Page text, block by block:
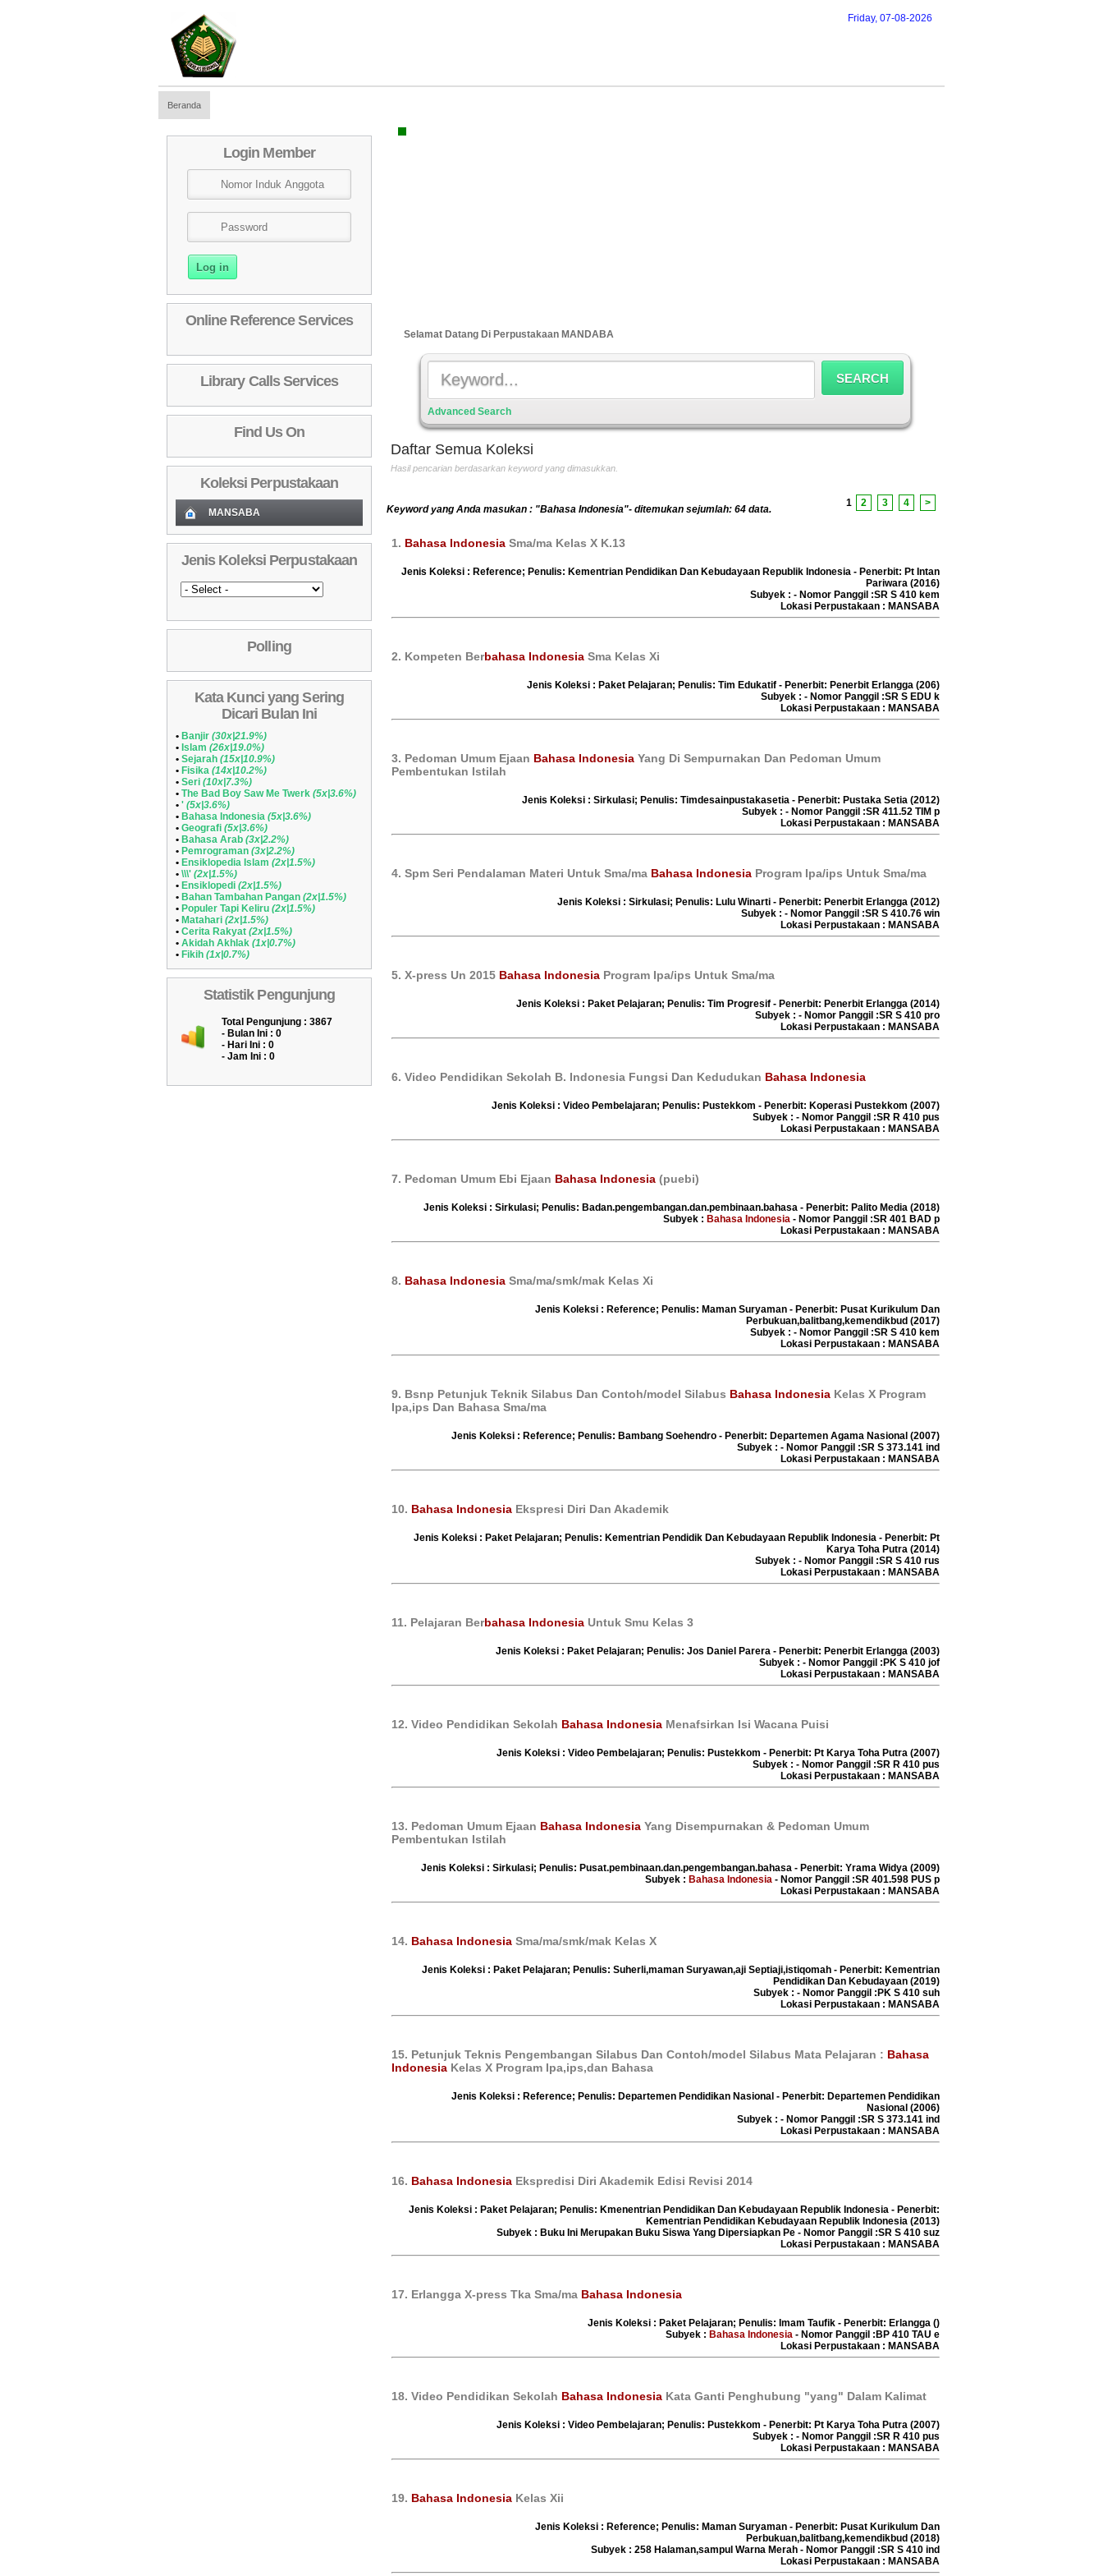
Friday, 07-08-2026
Beranda
Login Member
Online Reference Services
Library Calls Services
Find Us On
Koleksi Perpustakaan
MANSABA
02 Daftar Koleksi Baru (Tgl.Input)
03 Daftar Koleksi (Pengarang)
04 Daftar Koleksi (Judul)
Daftar Koleksi (Subyek)
06 Daftar Koleksi Banyak
Dipinjam
07 Daftar Koleksi (Klasifikasi/ddc)
Jenis Koleksi Perpustakaan
Polling
Kata Kunci yang Sering
Dicari Bulan Ini
• Banjir (30x|21.9%)
• Islam (26x|19.0%)
• Sejarah (15x|10.9%)
• Fisika (14x|10.2%)
• Seri (10x|7.3%)
• The Bad Boy Saw Me Twerk (5x|3.6%)
• ' (5x|3.6%)
• Bahasa Indonesia (5x|3.6%)
• Geografi (5x|3.6%)
• Bahasa Arab (3x|2.2%)
• Pemrograman (3x|2.2%)
• Ensiklopedia Islam (2x|1.5%)
• \\\' (2x|1.5%)
• Ensiklopedi (2x|1.5%)
• Bahan Tambahan Pangan (2x|1.5%)
• Populer Tapi Keliru (2x|1.5%)
• Matahari (2x|1.5%)
• Cerita Rakyat (2x|1.5%)
• Akidah Akhlak (1x|0.7%)
• Fikih (1x|0.7%)
Statistik Pengunjung
Total Pengunjung : 3867
- Bulan Ini : 0
- Hari Ini : 0
- Jam Ini : 0
Selamat Datang Di Perpustakaan MANDABA
Advanced Search
Daftar Semua Koleksi
Hasil pencarian berdasarkan keyword yang dimasukkan.
1 2 3 4 >
Keyword yang Anda masukan : "Bahasa Indonesia"- ditemukan sejumlah: 64 data.
1. Bahasa Indonesia Sma/ma Kelas X K.13
Jenis Koleksi : Reference; Penulis: Kementrian Pendidikan Dan Kebudayaan Republik Indonesia - Penerbit: Pt Intan
Pariwara (2016)
Subyek : - Nomor Panggil :SR S 410 kem
Lokasi Perpustakaan : MANSABA
2. Kompeten Berbahasa Indonesia Sma Kelas Xi
Jenis Koleksi : Paket Pelajaran; Penulis: Tim Edukatif - Penerbit: Penerbit Erlangga (206)
Subyek : - Nomor Panggil :SR S EDU k
Lokasi Perpustakaan : MANSABA
3. Pedoman Umum Ejaan Bahasa Indonesia Yang Di Sempurnakan Dan Pedoman Umum
Pembentukan Istilah
Jenis Koleksi : Sirkulasi; Penulis: Timdesainpustakasetia - Penerbit: Pustaka Setia (2012)
Subyek : - Nomor Panggil :SR 411.52 TIM p
Lokasi Perpustakaan : MANSABA
4. Spm Seri Pendalaman Materi Untuk Sma/ma Bahasa Indonesia Program Ipa/ips Untuk Sma/ma
Jenis Koleksi : Sirkulasi; Penulis: Lulu Winarti - Penerbit: Penerbit Erlangga (2012)
Subyek : - Nomor Panggil :SR S 410.76 win
Lokasi Perpustakaan : MANSABA
5. X-press Un 2015 Bahasa Indonesia Program Ipa/ips Untuk Sma/ma
Jenis Koleksi : Paket Pelajaran; Penulis: Tim Progresif - Penerbit: Penerbit Erlangga (2014)
Subyek : - Nomor Panggil :SR S 410 pro
Lokasi Perpustakaan : MANSABA
6. Video Pendidikan Sekolah B. Indonesia Fungsi Dan Kedudukan Bahasa Indonesia
Jenis Koleksi : Video Pembelajaran; Penulis: Pustekkom - Penerbit: Koperasi Pustekkom (2007)
Subyek : - Nomor Panggil :SR R 410 pus
Lokasi Perpustakaan : MANSABA
7. Pedoman Umum Ebi Ejaan Bahasa Indonesia (puebi)
Jenis Koleksi : Sirkulasi; Penulis: Badan.pengembangan.dan.pembinaan.bahasa - Penerbit: Palito Media (2018)
Subyek : Bahasa Indonesia - Nomor Panggil :SR 401 BAD p
Lokasi Perpustakaan : MANSABA
8. Bahasa Indonesia Sma/ma/smk/mak Kelas Xi
Jenis Koleksi : Reference; Penulis: Maman Suryaman - Penerbit: Pusat Kurikulum Dan
Perbukuan,balitbang,kemendikbud (2017)
Subyek : - Nomor Panggil :SR S 410 kem
Lokasi Perpustakaan : MANSABA
9. Bsnp Petunjuk Teknik Silabus Dan Contoh/model Silabus Bahasa Indonesia Kelas X Program
Ipa,ips Dan Bahasa Sma/ma
Jenis Koleksi : Reference; Penulis: Bambang Soehendro - Penerbit: Departemen Agama Nasional (2007)
Subyek : - Nomor Panggil :SR S 373.141 ind
Lokasi Perpustakaan : MANSABA
10. Bahasa Indonesia Ekspresi Diri Dan Akademik
Jenis Koleksi : Paket Pelajaran; Penulis: Kementrian Pendidik Dan Kebudayaan Republik Indonesia - Penerbit: Pt
Karya Toha Putra (2014)
Subyek : - Nomor Panggil :SR S 410 rus
Lokasi Perpustakaan : MANSABA
11. Pelajaran Berbahasa Indonesia Untuk Smu Kelas 3
Jenis Koleksi : Paket Pelajaran; Penulis: Jos Daniel Parera - Penerbit: Penerbit Erlangga (2003)
Subyek : - Nomor Panggil :PK S 410 jof
Lokasi Perpustakaan : MANSABA
12. Video Pendidikan Sekolah Bahasa Indonesia Menafsirkan Isi Wacana Puisi
Jenis Koleksi : Video Pembelajaran; Penulis: Pustekkom - Penerbit: Pt Karya Toha Putra (2007)
Subyek : - Nomor Panggil :SR R 410 pus
Lokasi Perpustakaan : MANSABA
13. Pedoman Umum Ejaan Bahasa Indonesia Yang Disempurnakan & Pedoman Umum
Pembentukan Istilah
Jenis Koleksi : Sirkulasi; Penulis: Pusat.pembinaan.dan.pengembangan.bahasa - Penerbit: Yrama Widya (2009)
Subyek : Bahasa Indonesia - Nomor Panggil :SR 401.598 PUS p
Lokasi Perpustakaan : MANSABA
14. Bahasa Indonesia Sma/ma/smk/mak Kelas X
Jenis Koleksi : Paket Pelajaran; Penulis: Suherli,maman Suryawan,aji Septiaji,istiqomah - Penerbit: Kementrian
Pendidikan Dan Kebudayaan (2019)
Subyek : - Nomor Panggil :PK S 410 suh
Lokasi Perpustakaan : MANSABA
15. Petunjuk Teknis Pengembangan Silabus Dan Contoh/model Silabus Mata Pelajaran : Bahasa
Indonesia Kelas X Program Ipa,ips,dan Bahasa
Jenis Koleksi : Reference; Penulis: Departemen Pendidikan Nasional - Penerbit: Departemen Pendidikan
Nasional (2006)
Subyek : - Nomor Panggil :SR S 373.141 ind
Lokasi Perpustakaan : MANSABA
16. Bahasa Indonesia Ekspredisi Diri Akademik Edisi Revisi 2014
Jenis Koleksi : Paket Pelajaran; Penulis: Kmenentrian Pendidikan Dan Kebudayaan Republik Indonesia - Penerbit:
Kementrian Pendidikan Kebudayaan Republik Indonesia (2013)
Subyek : Buku Ini Merupakan Buku Siswa Yang Dipersiapkan Pe - Nomor Panggil :SR S 410 suz
Lokasi Perpustakaan : MANSABA
17. Erlangga X-press Tka Sma/ma Bahasa Indonesia
Jenis Koleksi : Paket Pelajaran; Penulis: Imam Taufik - Penerbit: Erlangga ()
Subyek : Bahasa Indonesia - Nomor Panggil :BP 410 TAU e
Lokasi Perpustakaan : MANSABA
18. Video Pendidikan Sekolah Bahasa Indonesia Kata Ganti Penghubung "yang" Dalam Kalimat
Jenis Koleksi : Video Pembelajaran; Penulis: Pustekkom - Penerbit: Pt Karya Toha Putra (2007)
Subyek : - Nomor Panggil :SR R 410 pus
Lokasi Perpustakaan : MANSABA
19. Bahasa Indonesia Kelas Xii
Jenis Koleksi : Reference; Penulis: Maman Suryaman - Penerbit: Pusat Kurikulum Dan
Perbukuan,balitbang,kemendikbud (2018)
Subyek : 258 Halaman,sampul Warna Merah - Nomor Panggil :SR S 410 ind
Lokasi Perpustakaan : MANSABA